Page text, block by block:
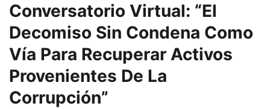
Conversatorio Virtual: “El
Decomiso Sin Condena Como
Vía Para Recuperar Activos
Provenientes De La
Corrupción”